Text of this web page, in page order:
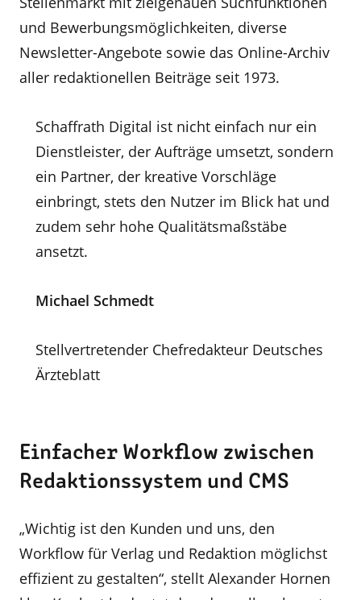
und Bewerbungsmöglichkeiten, diverse
Newsletter-Angebote sowie das Online-Archiv
aller redaktionellen Beiträge seit 1973.
Schaffrath Digital ist nicht einfach nur ein
Dienstleister, der Aufträge umsetzt, sondern
ein Partner, der kreative Vorschläge
einbringt, stets den Nutzer im Blick hat und
zudem sehr hohe Qualitätsmaßstäbe
ansetzt.
Michael Schmedt
Stellvertretender Chefredakteur Deutsches
Ärzteblatt
Einfacher Workflow zwischen
Redaktionssystem und CMS
„Wichtig ist den Kunden und uns, den
Workflow für Verlag und Redaktion möglichst
effizient zu gestalten“, stellt Alexander Hornen